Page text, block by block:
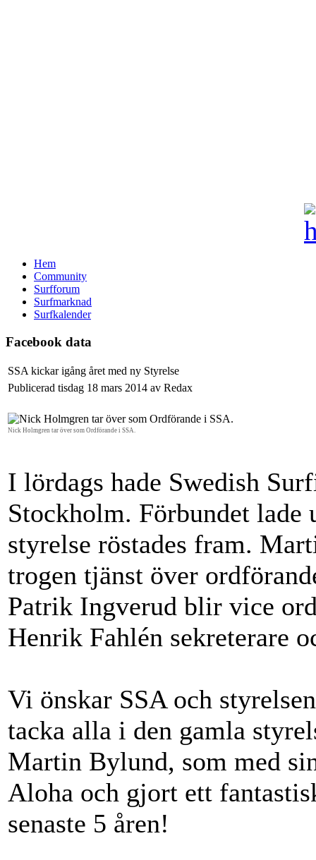
Hem
Community
Surfforum
Surfmarknad
Surfkalender
Facebook data
SSA kickar igång året med ny Styrelse
Publicerad tisdag 18 mars 2014 av Redax
Nick Holmgren tar över som Ordförande i SSA.
I lördags hade Swedish
Stockholm. Förbundet lade
styrelse röstades fram.
trogen tjänst över
Patrik Ingverud blir vice
Henrik Fahlén sekreterare
Vi önskar SSA och
tacka alla i den gamla
Martin Bylund, som med
Aloha och gjort ett
senaste 5 åren!